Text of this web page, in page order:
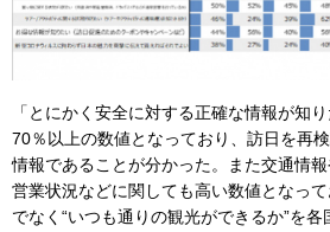
「とにかく安全に対する正確な情報が知
70％以上の数値となっており、訪日を再
情報であることが分かった。また交通情
営業状況などに関しても高い数値となっ
でなく“いつも通りの観光ができるか”を